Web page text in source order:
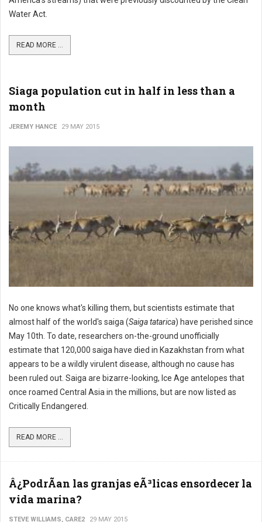
Water Act.
READ MORE ...
Siaga population cut in half in less than a
month
JEREMY HANCE 29 MAY 2015
No one knows what's killing them, but scientists estimate that
almost half of the world's saiga (Saiga tatarica) have perished since
May 10th. To date, researchers on-the-ground unofficially
estimate that 120,000 saiga have died in Kazakhstan from what
appears to be a wildly virulent disease, although no cause has
been ruled out. Saiga are bizarre-looking, Ice Age antelopes that
once roamed Central Asia in the millions, but are now listed as
Critically Endangered.
READ MORE ...
Â¿PodrÃ­an las granjas eÃ³licas ensordecer la
vida marina?
STEVE WILLIAMS, CARE2 29 MAY 2015